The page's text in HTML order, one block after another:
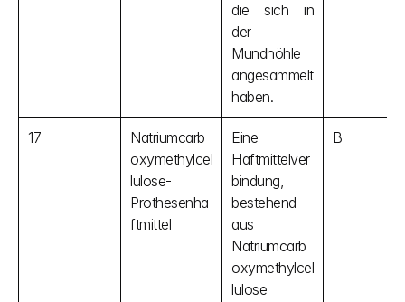
die sich in
der
Mundhöhle
angesammelt
haben.
17
Natriumcarb
oxymethylcel
lulose-
Prothesenha
ftmittel
Eine
Haftmittelver
bindung,
bestehend
aus
Natriumcarb
oxymethylcel
lulose
B